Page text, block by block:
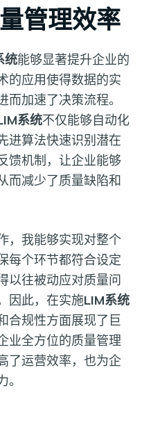
管理效率
统能够显著提升企业的
的应用使得数据的实
加速了决策流程。
系统不仅能够自动化
进算法快速识别潜在
馈机制，让企业能够
而减少了质量缺陷和
，我能够实现对整个
每个环节都符合设定
以往被动应对质量问
因此，在实施LIM系统
合规性方面展现了巨
业全方位的质量管理
了运营效率，也为企